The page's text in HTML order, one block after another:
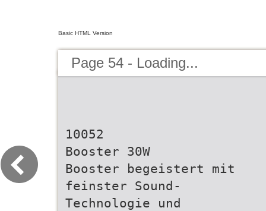
Basic HTML Version
Page 54 - Loading...
10052
Booster 30W
Booster begeistert mit
feinster Sound-
Technologie und